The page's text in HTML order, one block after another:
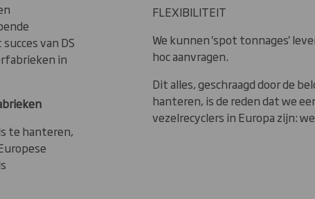
van DS
in
te hanteren,
FLEXIBILITEIT
We kunnen 'spot tonnages'
hoc aanvragen.
Dit alles, geschraagd door de
hanteren, is de reden dat we
vezelrecyclers in Europa zijn: